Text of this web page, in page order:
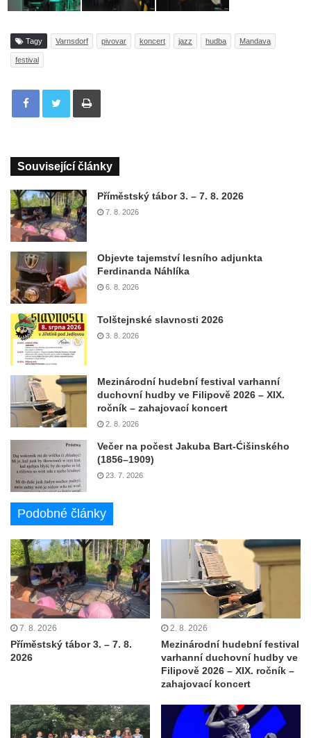
Tagy Varnsdorf pivovar koncert jazz hudba Mandava
festival
Tisknout
Související články
Příměstský tábor 3. – 7. 8. 2026
7. 8. 2026
Objevte tajemství lesního adjunkta
Ferdinanda Náhlíka
6. 8. 2026
Tolštejnské slavnosti 2026
3. 8. 2026
Mezinárodní hudební festival varhanní
duchovní hudby ve Filipově 2026 – XIX.
ročník – zahajovací koncert
2. 8. 2026
Večer na počest Jakuba Bart-Ćišinského
(1856–1909)
23. 7. 2026
Podobné články
7. 8. 2026
Příměstský tábor 3. – 7. 8.
2026
2. 8. 2026
Mezinárodní hudební festival
varhanní duchovní hudby ve
Filipově 2026 – XIX. ročník –
zahajovací koncert